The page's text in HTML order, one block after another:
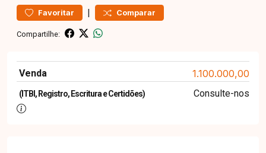
Favoritar | Comparar
Compartilhe:
Venda 1.100.000,00
(ITBI, Registro, Escritura e Certidões) Consulte-nos